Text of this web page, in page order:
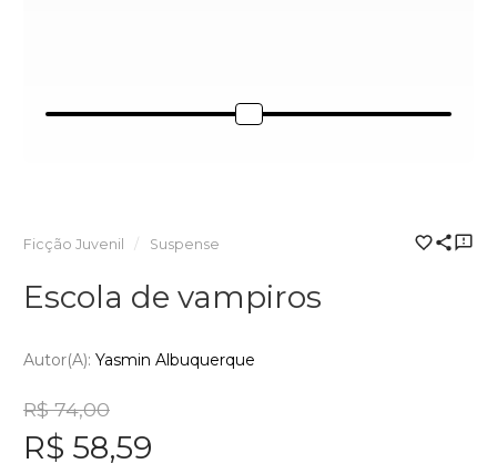
Ficção Juvenil Suspense
Escola de vampiros
Autor(a): Yasmin Albuquerque
R$ 74,00
R$ 58,59